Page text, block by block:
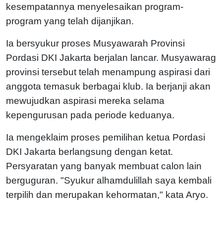
kesempatannya menyelesaikan program-
program yang telah dijanjikan.
Ia bersyukur proses Musyawarah Provinsi
Pordasi DKI Jakarta berjalan lancar. Musyawarag
provinsi tersebut telah menampung aspirasi dari
anggota temasuk berbagai klub. Ia berjanji akan
mewujudkan aspirasi mereka selama
kepengurusan pada periode keduanya.
Ia mengeklaim proses pemilihan ketua Pordasi
DKI Jakarta berlangsung dengan ketat.
Persyaratan yang banyak membuat calon lain
berguguran. "Syukur alhamdulillah saya kembali
terpilih dan merupakan kehormatan," kata Aryo.